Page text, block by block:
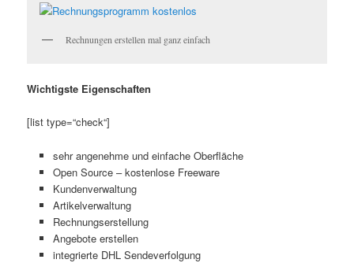
Rechnungen erstellen mal ganz einfach
Wichtigste Eigenschaften
[list type=“check“]
sehr angenehme und einfache Oberfläche
Open Source – kostenlose Freeware
Kundenverwaltung
Artikelverwaltung
Rechnungserstellung
Angebote erstellen
integrierte DHL Sendeverfolgung